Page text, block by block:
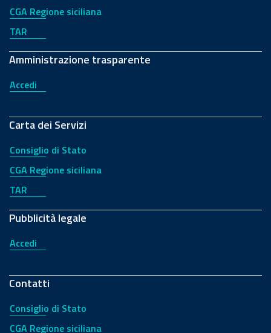
CGA Regione siciliana
TAR
Amministrazione trasparente
Accedi
Carta dei Servizi
Consiglio di Stato
CGA Regione siciliana
TAR
Pubblicità legale
Accedi
Contatti
Consiglio di Stato
CGA Regione siciliana